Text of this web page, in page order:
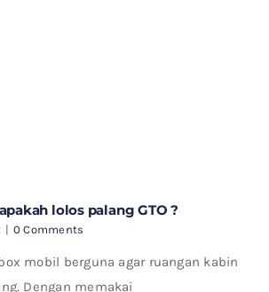
lolos palang GTO ?
| 0 Comments
mobil berguna agar ruangan kabin
Dengan memakai